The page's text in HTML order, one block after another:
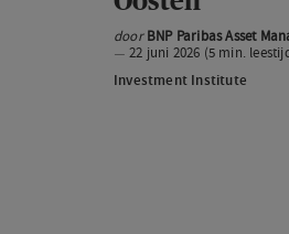
Oosten
doorBNP Paribas Asset
22 juni 2026 (5 min.
Investment Institute